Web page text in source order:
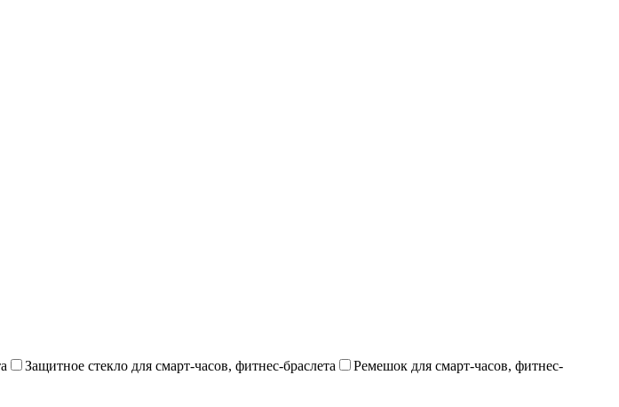
Защитное стекло для смарт-часов, фитнес-браслета
Ремешок для смарт-часов, фитнес-